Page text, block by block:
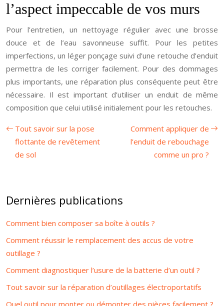
l’aspect impeccable de vos murs
Pour l’entretien, un nettoyage régulier avec une brosse
douce et de l’eau savonneuse suffit. Pour les petites
imperfections, un léger ponçage suivi d’une retouche d’enduit
permettra de les corriger facilement. Pour des dommages
plus importants, une réparation plus conséquente peut être
nécessaire. Il est important d’utiliser un enduit de même
composition que celui utilisé initialement pour les retouches.
Tout savoir sur la pose
flottante de revêtement
de sol
Comment appliquer de
l’enduit de rebouchage
comme un pro ?
Dernières publications
Comment bien composer sa boîte à outils ?
Comment réussir le remplacement des accus de votre
outillage ?
Comment diagnostiquer l’usure de la batterie d’un outil ?
Tout savoir sur la réparation d’outillages électroportatifs
Quel outil pour monter ou démonter des pièces facilement ?